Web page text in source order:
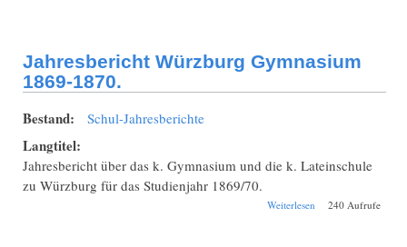
Jahresbericht Würzburg Gymnasium
1869-1870.
Bestand: Schul-Jahresberichte
Langtitel:
Jahresbericht über das k. Gymnasium und die k. Lateinschule
zu Würzburg für das Studienjahr 1869/70.
Weiterlesen über Jahresbericht
240 Aufrufe